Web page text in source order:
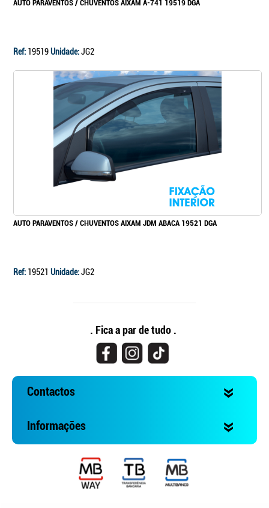
AUTO PARAVENTOS / CHUVENTOS AIXAM A-741 19519 DGA
Ref: 19519Unidade:JG2
AUTO PARAVENTOS / CHUVENTOS AIXAM JDM ABACA 19521 DGA
Ref: 19521 Unidade:JG2
. Fica a par de tudo .
Contactos
Informações